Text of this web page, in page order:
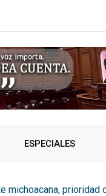
ESPECIALES
michoacana, prioridad